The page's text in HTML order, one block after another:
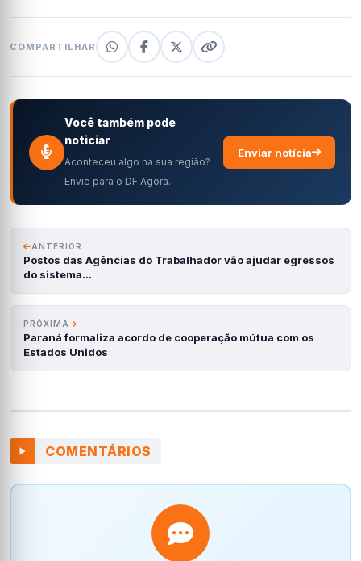
COMPARTILHAR
Você também pode
noticiar
Aconteceu algo na sua região?
Envie para o DF Agora.
Enviar notícia
ANTERIOR
Postos das Agências do Trabalhador vão ajudar egressos
do sistema…
PRÓXIMA
Paraná formaliza acordo de cooperação mútua com os
Estados Unidos
COMENTÁRIOS